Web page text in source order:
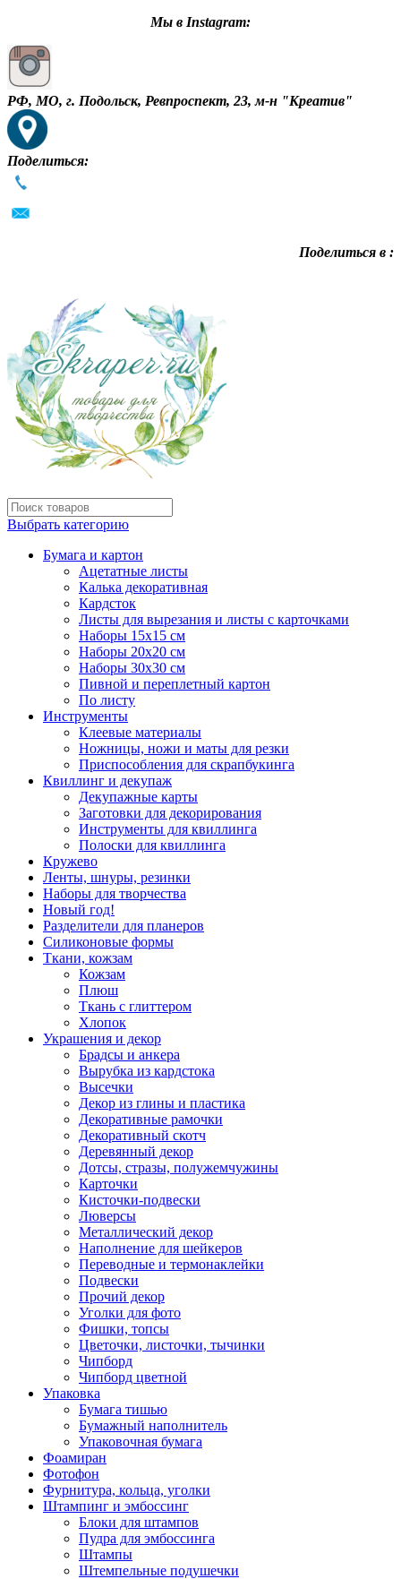
Мы в Instagram:
РФ, МО, г. Подольск, Ревпроспект, 23, м-н "Креатив"
Поделиться:
Поделиться в :
Выбрать категорию
Бумага и картон
Ацетатные листы
Калька декоративная
Кардсток
Листы для вырезания и листы с карточками
Наборы 15х15 см
Наборы 20х20 см
Наборы 30х30 см
Пивной и переплетный картон
По листу
Инструменты
Клеевые материалы
Ножницы, ножи и маты для резки
Приспособления для скрапбукинга
Квиллинг и декупаж
Декупажные карты
Заготовки для декорирования
Инструменты для квиллинга
Полоски для квиллинга
Кружево
Ленты, шнуры, резинки
Наборы для творчества
Новый год!
Разделители для планеров
Силиконовые формы
Ткани, кожзам
Кожзам
Плюш
Ткань с глиттером
Хлопок
Украшения и декор
Брадсы и анкера
Вырубка из кардстока
Высечки
Декор из глины и пластика
Декоративные рамочки
Декоративный скотч
Деревянный декор
Дотсы, стразы, полужемчужины
Карточки
Кисточки-подвески
Люверсы
Металлический декор
Наполнение для шейкеров
Переводные и термонаклейки
Подвески
Прочий декор
Уголки для фото
Фишки, топсы
Цветочки, листочки, тычинки
Чипборд
Чипборд цветной
Упаковка
Бумага тишью
Бумажный наполнитель
Упаковочная бумага
Фоамиран
Фотофон
Фурнитура, кольца, уголки
Штампинг и эмбоссинг
Блоки для штампов
Пудра для эмбоссинга
Штампы
Штемпельные подушечки